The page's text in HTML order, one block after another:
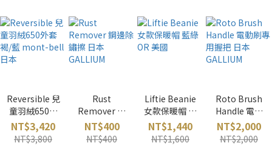
Reversible 兒
童羽絨650外
套 褐/藍
mont-bell 日
本
NT$3,420
NT$3,800
Rust
Remover 鋼
邊除鏽擦 日本
GALLIUM
NT$400
NT$400
Liftie Beanie
女款保暖帽 藍
綠 OR 美國
NT$1,440
NT$1,600
Roto Brush
Handle 電動
刷專用握把 日
本 GALLIUM
NT$2,000
NT$2,000